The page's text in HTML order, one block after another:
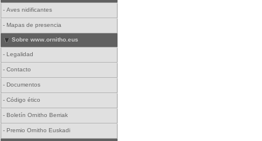
- Aves nidificantes
- Mapas de presencia
Sobre www.ornitho.eus
- Legalidad
- Contacto
- Documentos
- Código ético
- Boletín Ornitho Berriak
- Premio Ornitho Euskadi